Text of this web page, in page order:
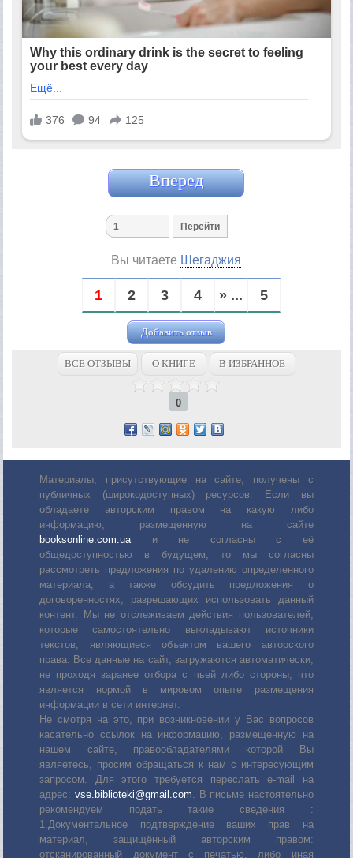
Вперед
Вы читаете Шегаджия
1 2 3 4 » ... 5
Добавить отзыв
ВСЕ ОТЗЫВЫ О КНИГЕ В ИЗБРАННОЕ
0
Материалы, присутствующие на сайте, получены с
публичных (широкодоступных) ресурсов. Если вы
обладаете авторским правом на какую либо
информацию, размещенную на сайте
booksonline.com.uaи не согласны с её
общедоступностью в будущем, то мы согласны
рассмотреть предложения по удалению определенного
материала, а также обсудить предложения о
договоренностях, разрешающих использовать данный
контент. Мы не отслеживаем действия пользователей,
которые самостоятельно выкладывают источники
текстов, являющиеся объектом вашего авторского
права. Все данные на сайт, загружаются автоматически,
не проходя заранее отбора с чьей либо стороны, что
является нормой в мировом опыте размещения
информации в сети интернет.
Не смотря на это, при возникновении у Вас вопросов
касательно ссылок на информацию, размещенную на
нашем сайте, правообладателями которой Вы
являетесь, просим обращаться к нам с интересующим
запросом. Для этого требуется переслать е-mail на
адрес: vse.biblioteki@gmail.com. В письме настоятельно
рекомендуем подать такие сведения :
1.Документальное подтверждение ваших прав на
материал, защищённый авторским правом:
отсканированный документ с печатью, либо иная